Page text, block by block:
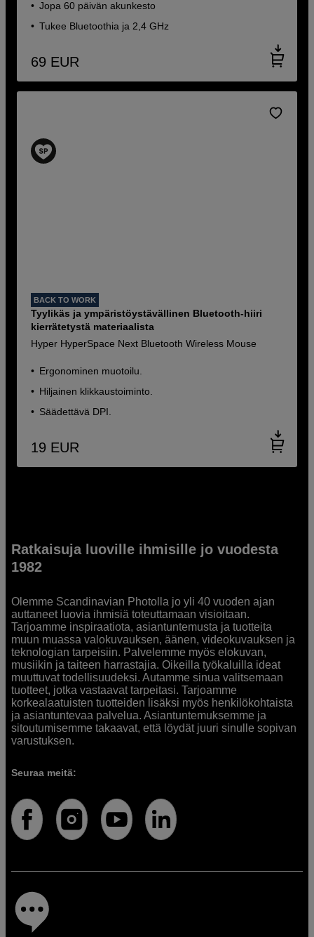
Jopa 60 päivän akunkesto
Tukee Bluetoothia ja 2,4 GHz
69 EUR
BACK TO WORK
Tyylikäs ja ympäristöystävällinen Bluetooth-hiiri
kierrätetystä materiaalista
Hyper HyperSpace Next Bluetooth Wireless Mouse
Ergonominen muotoilu.
Hiljainen klikkaustoiminto.
Säädettävä DPI.
19 EUR
Ratkaisuja luoville ihmisille jo vuodesta
1982
Olemme Scandinavian Photolla jo yli 40 vuoden ajan
auttaneet luovia ihmisiä toteuttamaan visioitaan.
Tarjoamme inspiraatiota, asiantuntemusta ja tuotteita
muun muassa valokuvauksen, äänen, videokuvauksen ja
teknologian tarpeisiin. Palvelemme myös elokuvan,
musiikin ja taiteen harrastajia. Oikeilla työkaluilla ideat
muuttuvat todellisuudeksi. Autamme sinua valitsemaan
tuotteet, jotka vastaavat tarpeitasi. Tarjoamme
korkealaatuisten tuotteiden lisäksi myös henkilökohtaista
ja asiantuntevaa palvelua. Asiantuntemuksemme ja
sitoutumisemme takaavat, että löydät juuri sinulle sopivan
varustuksen.
Seuraa meitä: